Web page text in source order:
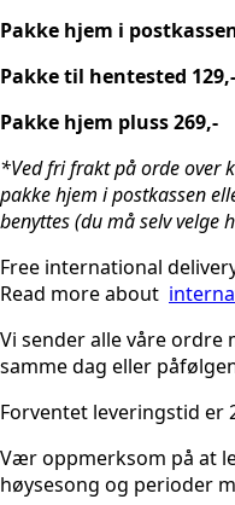
Pakke hjem i
Pakke til hentested 129,-
Pakke hjem pluss 269,-
*Ved fri frakt på orde over
pakke hjem i postkassen
benyttes (du må selv velge
Free international
Read more about
Vi sender alle våre ordre
samme dag eller
Forventet leveringstid er
Vær oppmerksom på at
høysesong og perioder